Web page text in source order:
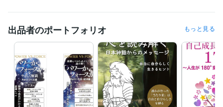
satci（さっち）ハウス 2023年3月 ~ 現在
意識レベルラボ 2019年10月 ~ 現在
セミナー企画活動/ITラボ 2013年12月 ~ 2015年6月
作家業 個人作家(主に電子書籍) 2022年2月 ~ 現在
介護施設 理学療法士 2009年3月 ~ 2011年2月
病院(急性期・回復期) 理学療法士 2011年4月 ~ 2015年7月
社会福祉(介護・医療・保育の総合法人) 理学療法士
2015年7月 ~ 現
在
出品者のポートフォリオ もっと見る